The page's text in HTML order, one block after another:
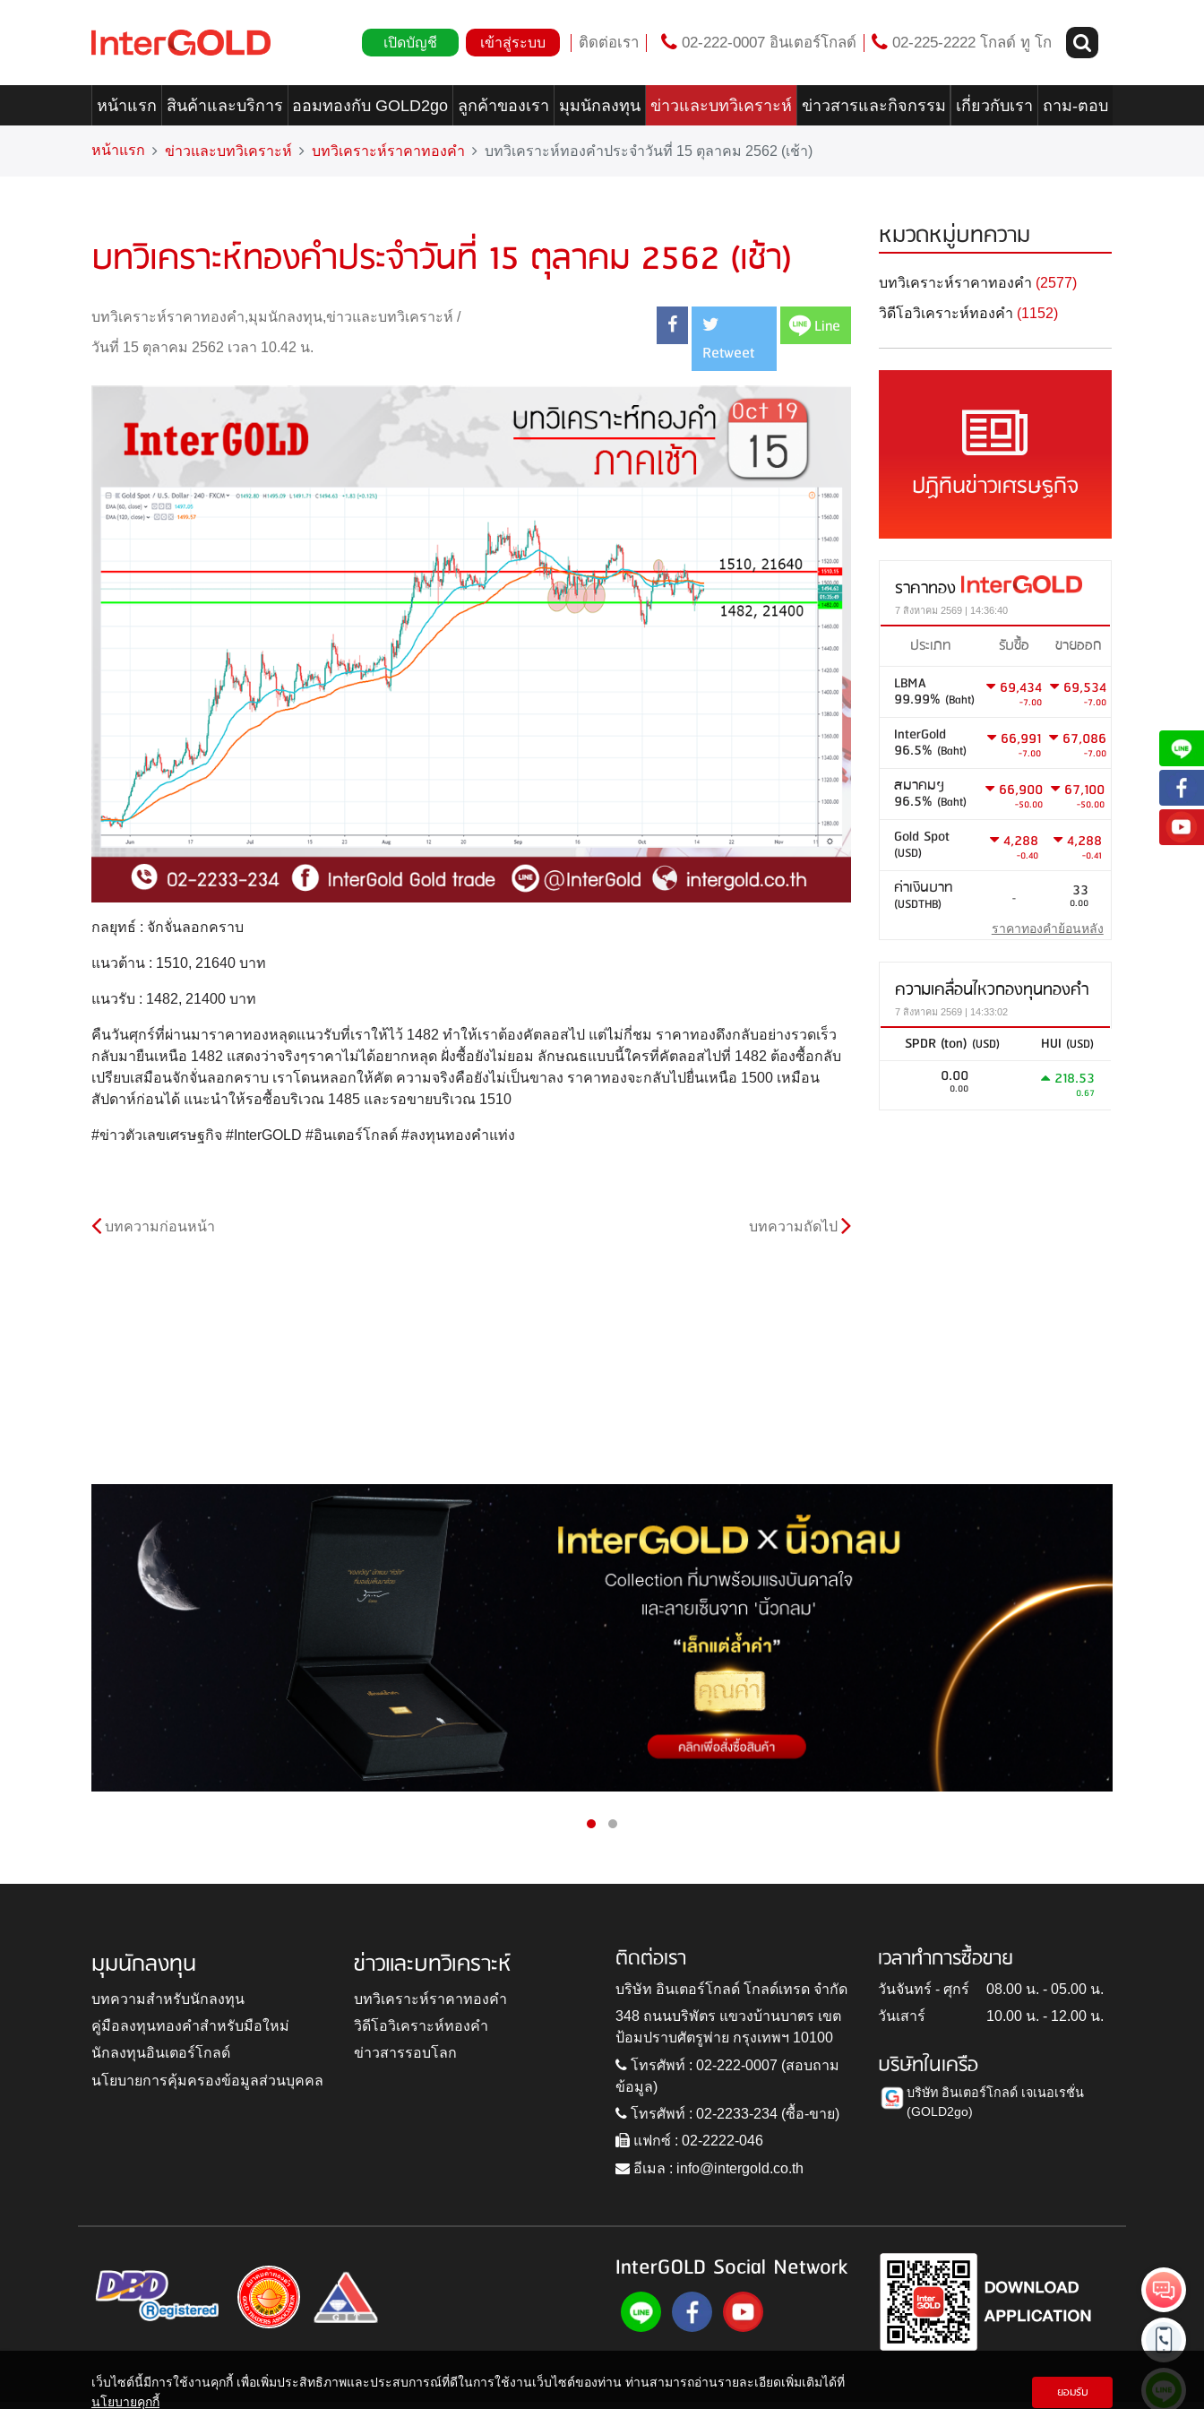
เปิดบัญชี เข้าสู่ระบบ ติดต่อเรา 02-222-0007 อินเตอร์โกลด์ 02-225-2222 โกลด์ ทู โก
หน้าแรก สินค้าและบริการ ออมทองกับ GOLD2go ลูกค้าของเรา มุมนักลงทุน ข่าวและบทวิเคราะห์ ข่าวสารและกิจกรรม เกี่ยวกับเรา ถาม-ตอบ
หน้าแรก ข่าวและบทวิเคราะห์ บทวิเคราะห์ราคาทองคำ บทวิเคราะห์ทองคำประจำวันที่ 15 ตุลาคม 2562 (เช้า)
บทวิเคราะห์ทองคำประจำวันที่ 15 ตุลาคม 2562 (เช้า)
บทวิเคราะห์ราคาทองคำ,มุมนักลงทุน,ข่าวและบทวิเคราะห์ /
วันที่ 15 ตุลาคม 2562 เวลา 10.42 น.
Retweet
Line
กลยุทธ์ : จักจั่นลอกคราบ
แนวต้าน : 1510, 21640 บาท
แนวรับ : 1482, 21400 บาท
คืนวันศุกร์ที่ผ่านมาราคาทองหลุดแนวรับที่เราให้ไว้ 1482 ทำให้เราต้องคัตลอสไป แต่ไม่กี่ชม ราคาทองดึงกลับอย่างรวดเร็ว
กลับมายืนเหนือ 1482 แสดงว่าจริงๆราคาไม่ได้อยากหลุด ฝั่งซื้อยังไม่ยอม ลักษณธแบบนี้ใครที่คัตลอสไปที่ 1482 ต้องซื้อกลับ
เปรียบเสมือนจักจั่นลอกคราบ เราโดนหลอกให้คัต ความจริงคือยังไม่เป็นขาลง ราคาทองจะกลับไปยื่นเหนือ 1500 เหมือน
สัปดาห์ก่อนได้ แนะนำให้รอซื้อบริเวณ 1485 และรอขายบริเวณ 1510
#ข่าวตัวเลขเศรษฐกิจ #InterGOLD #อินเตอร์โกลด์ #ลงทุนทองคำแท่ง
บทความก่อนหน้า บทความถัดไป
หมวดหมู่บทความ
บทวิเคราะห์ราคาทองคำ (2577)
วิดีโอวิเคราะห์ทองคำ (1152)
ปฏิทินข่าวเศรษฐกิจ
ราคาทอง
7 สิงหาคม 2569 | 14:36:40
ประเภท รับซื้อ
ขายออก
LBMA
99.99% (Baht)
69,434
-7.00
69,534
-7.00
InterGold
96.5% (Baht)
66,991
-7.00
67,086
-7.00
สมาคมฯ
96.5% (Baht)
66,900
-50.00
67,100
-50.00
Gold Spot
(USD)
4,288
-0.40
4,288
-0.41
ค่าเงินบาท
(USDTHB) - 33
0.00
ราคาทองคำย้อนหลัง
ความเคลื่อนไหวกองทุนทองคำ
7 สิงหาคม 2569 | 14:33:02
SPDR (ton) (USD) HUI (USD)
0.00
0.00 218.53
0.67
มุมนักลงทุน
บทความสำหรับนักลงทุน
คู่มือลงทุนทองคำสำหรับมือใหม่
นักลงทุนอินเตอร์โกลด์
นโยบายการคุ้มครองข้อมูลส่วนบุคคล
ข่าวและบทวิเคราะห์
บทวิเคราะห์ราคาทองคำ
วิดีโอวิเคราะห์ทองคำ
ข่าวสารรอบโลก
ติดต่อเรา
บริษัท อินเตอร์โกลด์ โกลด์เทรด จำกัด
348 ถนนบริพัตร แขวงบ้านบาตร เขต
ป้อมปราบศัตรูพ่าย กรุงเทพฯ 10100
โทรศัพท์ : 02-222-0007 (สอบถาม
ข้อมูล)
โทรศัพท์ : 02-2233-234 (ซื้อ-ขาย)
แฟกซ์ : 02-2222-046
อีเมล : info@intergold.co.th
เวลาทำการซื้อขาย
วันจันทร์ - ศุกร์
08.00 น. - 05.00 น.
วันเสาร์
10.00 น. - 12.00 น.
บริษัทในเครือ
บริษัท อินเตอร์โกลด์ เจเนอเรชั่น
(GOLD2go)
InterGOLD Social Network
เว็บไซต์นี้มีการใช้งานคุกกี้ เพื่อเพิ่มประสิทธิภาพและประสบการณ์ที่ดีในการใช้งานเว็บไซต์ของท่าน ท่านสามารถอ่านรายละเอียดเพิ่มเติมได้ที่
นโยบายคุกกี้
ยอมรับ